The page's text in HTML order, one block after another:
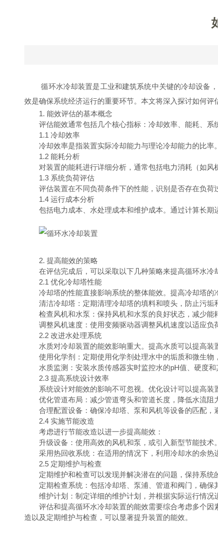
循环水冷却装置是工业和建筑系统中关键的冷却设备，
效是确保系统经济运行的重要环节。本文将深入探讨如何
1. 能效评估的基本概念
评估能效通常包括几个核心指标：冷却效率、能耗、系
1.1 冷却效率
冷却效率是指装置实际冷却能力与理论冷却能力的比率
1.2 能耗分析
对装置的能耗进行详细分析，通常包括电力消耗（如风
1.3 系统负荷评估
评估装置在不同负荷条件下的性能，识别是否存在负荷
1.4 运行成本分析
包括电力成本、水处理成本和维护成本。通过计算长期
2. 提高能效的策略
在评估完成后，可以采取以下几种策略来提高循环水冷
2.1 优化冷却塔性能
冷却塔的性能直接影响系统的整体能效。提高冷却塔的
清洁冷却塔：定期清理冷却塔的填料和喷头，防止污垢
检查风机和水泵：保持风机和水泵的良好状态，减少能
调整风机速度：使用变频驱动器调整风机速度以适应负
2.2 改进水处理系统
水质对冷却装置的能效影响重大。提高水质可以提高装
使用化学剂：定期使用化学剂处理水中的垢质和微生物
水质监测：安装水质传感器实时监控水的pH值、硬度和
2.3 提高系统设计效率
系统设计对能效的影响不可忽视。优化设计可以提高装
优化管道布局：减少管道弯头和管道长度，降低水流阻
合理配置设备：确保冷却塔、泵和风机等设备的匹配，
2.4 实施节能改造
考虑进行节能改造以进一步提高能效：
升级设备：使用高效的风机和泵，或引入新型节能技术
采用热回收系统：在适用的情况下，利用冷却水的余热
2.5 定期维护与检查
定期维护和检查可以发现并解决潜在的问题，保持系统
定期检查系统：包括冷却塔、泵浦、管道和阀门，确保
维护计划：制定详细的维护计划，并根据实际运行情况
评估和提高循环水冷却装置的能效需要综合考虑多个因
造以及定期维护与检查，可以显著提升装置的能效。